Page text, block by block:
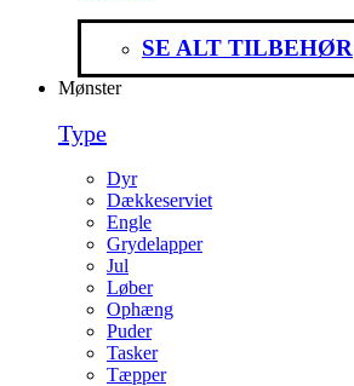
SE ALT TILBEHØR
Mønster
Type
Dyr
Dækkeserviet
Engle
Grydelapper
Jul
Løber
Ophæng
Puder
Tasker
Tæpper